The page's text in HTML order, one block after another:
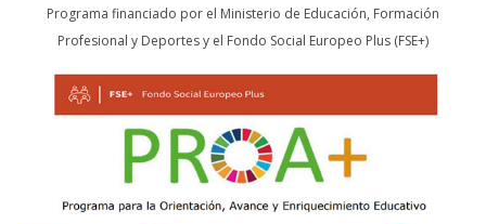
Programa financiado por el Ministerio de Educación, Formación
Profesional y Deportes y el Fondo Social Europeo Plus (FSE+)